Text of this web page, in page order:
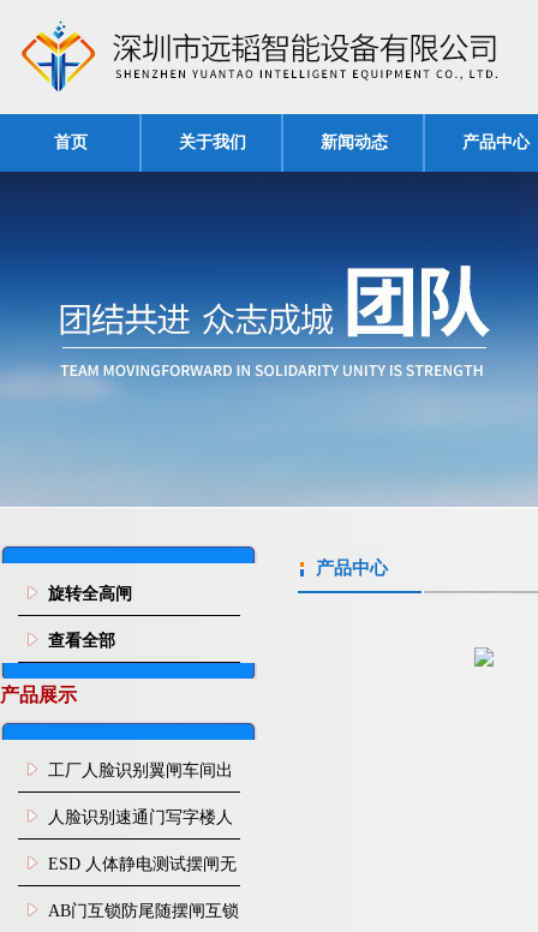
首页 关于我们 新闻动态 产品中心
旋转全高闸
查看全部
产品展示
工厂人脸识别翼闸车间出
入口人行通道门禁
人脸识别速通门写字楼人
行通道闸门禁设备
ESD 人体静电测试摆闸无
尘车间防静电闸机
AB门互锁防尾随摆闸互锁
产品中心